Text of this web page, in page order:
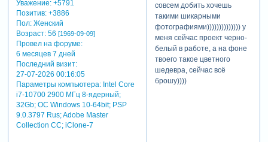
Уважение: +5791
Позитив: +3886
Пол:Женский
Возраст:56 [1969-09-09]
Провел на форуме:
6 месяцев 7 дней
Последний визит:
27-07-2026 00:16:05
Параметры компьютера:Intel Core
i7-10700 2900 МГц 8-ядерный;
32Gb; ОС Windows 10-64bit; PSP
9.0.3797 Rus; Adobe Master
Collection СС; iClone-7
совсем добить хочешь
такими шикарными
фотографиями)))))))))))))) у
меня сейчас проект черно-
белый в работе, а на фоне
твоего такое цветного
шедевра, сейчас всё
брошу))))